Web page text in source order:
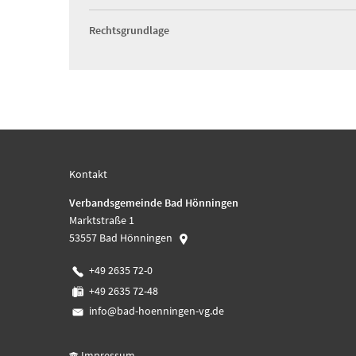
Rechtsgrundlage
Kontakt
Verbandsgemeinde Bad Hönningen
Marktstraße 1
53557 Bad Hönningen
+49 2635 72-0
+49 2635 72-48
info@bad-hoenningen-vg.de